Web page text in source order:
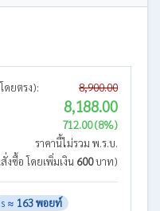
ดยตรง):
8,900.00
8,188.00
712.00 (8%)
ราคานี้ไม่รวม พ.ร.บ.
งซื้อ โดยเพิ่มเงิน 600บาท)
≈ 163 พอยท์